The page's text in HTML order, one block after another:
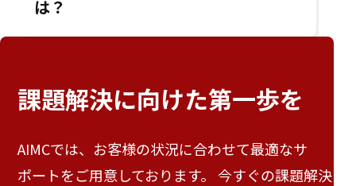
は？
課題解決に向けた第一歩を
AIMCでは、お客様の状況に合わせて最適なサ
ポートをご用意しております。 今すぐの課題解決